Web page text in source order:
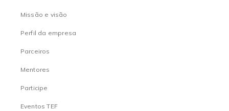
Missão e visão
Perfil da empresa
Parceiros
Mentores
Participe
Eventos TEF